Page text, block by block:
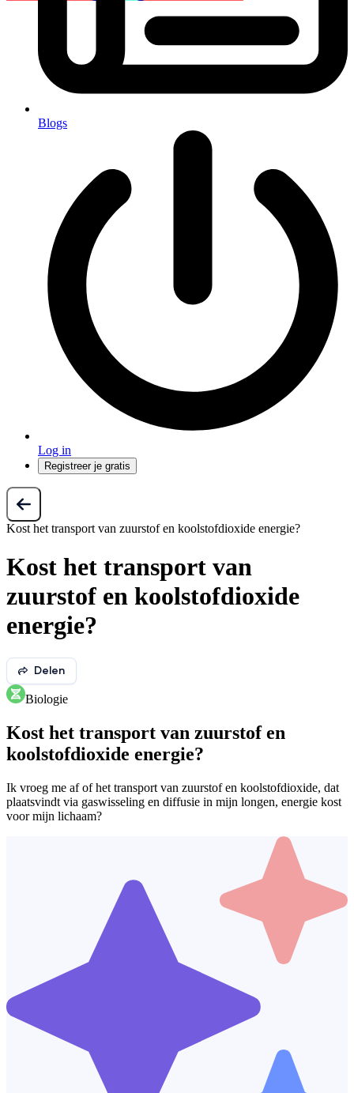
Blogs
Log in
Registreer je gratis
Kost het transport van zuurstof en koolstofdioxide energie?
Kost het transport van
zuurstof en koolstofdioxide
energie?
Delen
Biologie
Kost het transport van zuurstof en
koolstofdioxide energie?
Ik vroeg me af of het transport van zuurstof en koolstofdioxide, dat
plaatsvindt via gaswisseling en diffusie in mijn longen, energie kost
voor mijn lichaam?